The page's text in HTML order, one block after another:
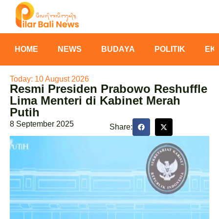
HOME NEWS BUDAYA POLITIK
Today: 10 August 2026
Resmi Presiden Prabowo Reshuffle
Lima Menteri di Kabinet Merah
Putih
8 September 2025 Share: